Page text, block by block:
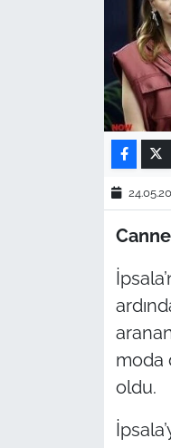
moda
oldu.
EDİRNE
ÇANAKKALE
TÜRKİYE